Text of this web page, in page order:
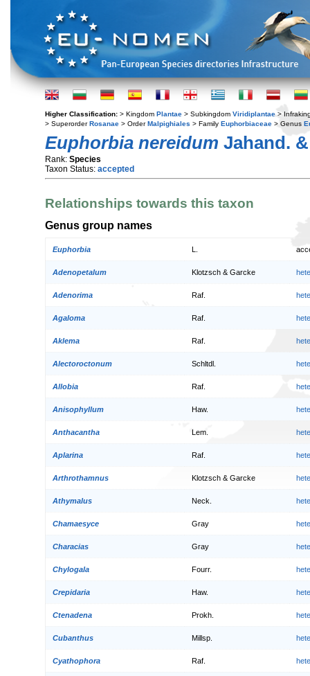
Higher Classification: > Kingdom Plantae > Subkingdom Viridiplantae >
> SuperorderRosanae > OrderMalpighiales > Family Euphorbiaceae > Genus
Euphorbia nereidum Jahand.
Rank: Species
Taxon Status: accepted
Relationships towards this taxon
Genus group names
Euphorbia
Adenopetalum Klotzsch & Garcke
Adenorima Raf.
Agaloma Raf.
Aklema Raf.
Alectoroctonum Schltdl.
Allobia Raf.
Anisophyllum Haw.
Anthacantha Lem.
Aplarina Raf.
Arthrothamnus Klotzsch & Garcke
Athymalus Neck.
Chamaesyce Gray
Characias Gray
Chylogala Fourr.
Crepidaria Haw.
Ctenadena Prokh.
Cubanthus Millsp.
Cyathophora Raf.